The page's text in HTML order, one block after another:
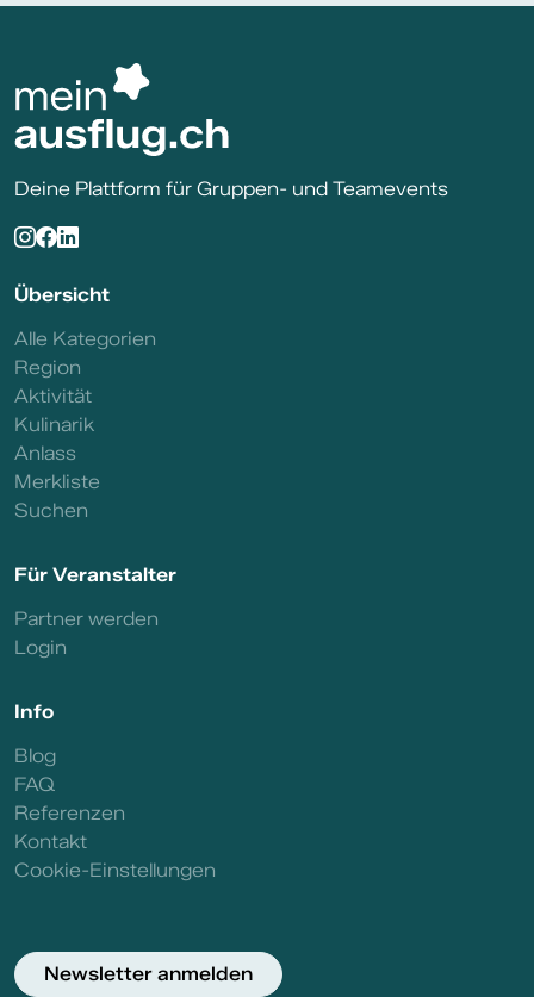
Deine Plattform für Gruppen- und Teamevents
Übersicht
Alle Kategorien
Region
Aktivität
Kulinarik
Anlass
Merkliste
Suchen
Für Veranstalter
Partner werden
Login
Info
Blog
FAQ
Referenzen
Kontakt
Cookie-Einstellungen
Newsletter anmelden